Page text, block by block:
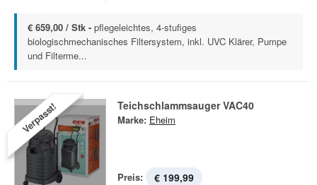
€ 659,00 / Stk - pflegeleichtes, 4-stufiges
biologischmechanisches Filtersystem, inkl. UVC Klärer, Pumpe
und Filterme...
Verpasst! Teichschlammsauger VAC40
Marke: Eheim
Preis: € 199,99